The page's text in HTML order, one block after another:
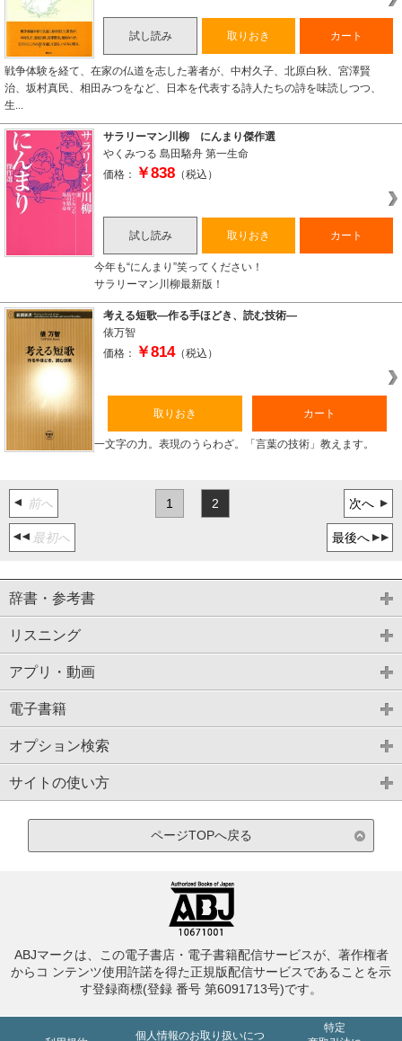
試し読み 取りおき カート
戦争体験を経て、在家の仏道を志した著者が、中村久子、北原白秋、宮澤賢
治、坂村真民、相田みつをなど、日本を代表する詩人たちの詩を味読しつつ、
生...
サラリーマン川柳 にんまり傑作選
やくみつる 島田駱舟 第一生命
価格：
￥838 （税込）
試し読み 取りおき カート
今年も“にんまり”笑ってください！
サラリーマン川柳最新版！
考える短歌―作る手ほどき、読む技術―
俵万智
価格：
￥814（税込）
取りおき カート
一文字の力。表現のうらわざ。「言葉の技術」教えます。
最初へ
前へ 1 2 次へ
最後へ
辞書・参考書
リスニング
アプリ・動画
電子書籍
オプション検索
サイトの使い方
ページTOPへ戻る
ABJマークは、この電子書店・電子書籍配信サービスが、著作権者
からコ ンテンツ使用許諾を得た正規版配信サービスであることを示
す登録商標(登録 番号 第6091713号)です。
個人情報のお取り扱いにつ
特定